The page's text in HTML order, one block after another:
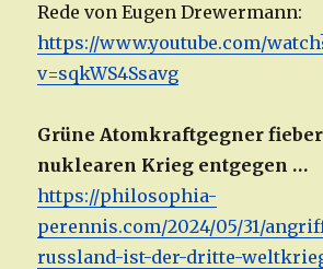
Rede von Eugen Drewermann:
https://www.youtube.com/
v=sqkWS4Ssavg
Grüne Atomkraftgegner
nuklearen Krieg entgegen …
https://philosophia-
perennis.com/2024/05/31/
russland-ist-der-dritte-